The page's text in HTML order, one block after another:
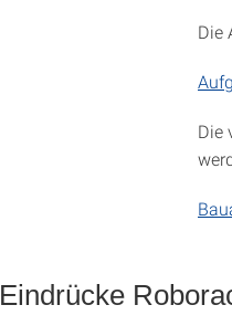
Die
Die
Eindrücke